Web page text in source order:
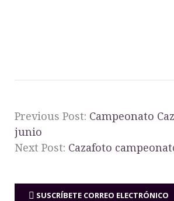
Previous Post: Campeonato
junio
Next Post: Cazafoto
SUSCRÍBETE CORREO ELECTRÓNICO